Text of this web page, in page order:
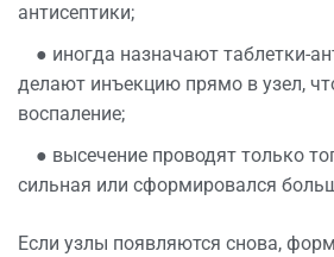
антисептики;
● иногда назначают таблетки-
делают инъекцию прямо в узел,
воспаление;
● высечение проводят только
сильная или сформировался
Если узлы появляются снова,